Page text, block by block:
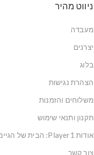
ניווט מהיר
מעבדה
יצרנים
בלוג
הצהרת נגישות
משלוחים והזמנות
תקנון ותנאי שימוש
אודות Player1: הבית של הגיימרים בישראל
צור קשר